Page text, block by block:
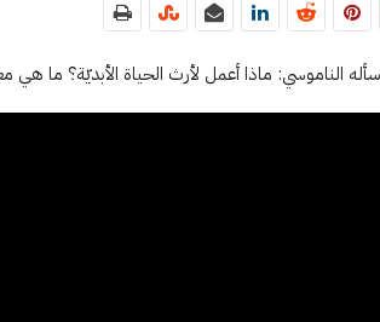
الناموسي: ماذا أعمل لأرث الحياة الأبديّة؟ ما